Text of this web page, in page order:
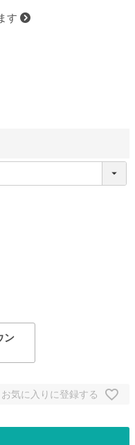
す
ン
お気に入りに登録する